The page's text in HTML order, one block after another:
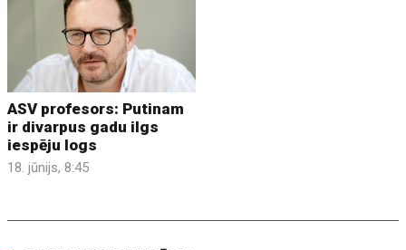
ASV profesors: Putinam
ir divarpus gadu ilgs
iespēju logs
18. jūnijs, 8:45